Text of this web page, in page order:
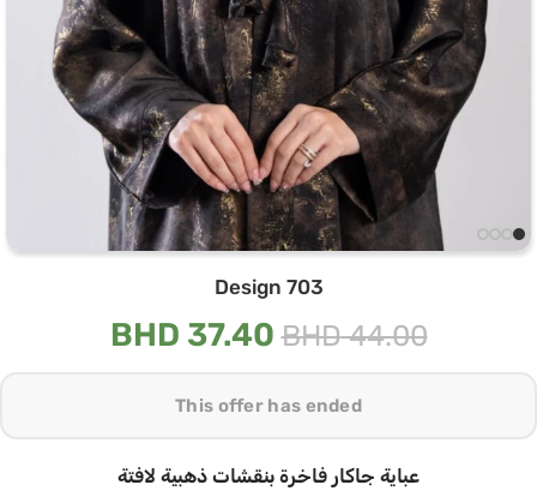
Design 703
BHD44.00
BHD 37.40
This offer has ended
عباية جاكار فاخرة بنقشات ذهبية لافتة